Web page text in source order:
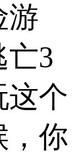
游
亡3
这个
，你